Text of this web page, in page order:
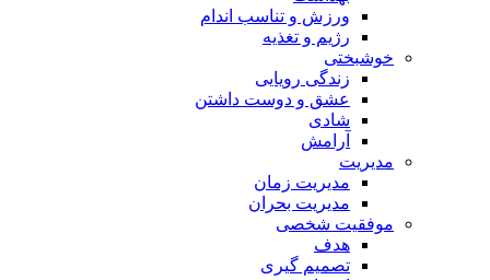
ورزش و تناسب اندام
رژیم و تغذیه
خوشبختی
زندگی رویایی
عشق و دوست داشتن
شادی
آرامش
مدیریت
مدیریت زمان
مدیریت بحران
موفقیت شخصی
هدف
تصمیم گیری